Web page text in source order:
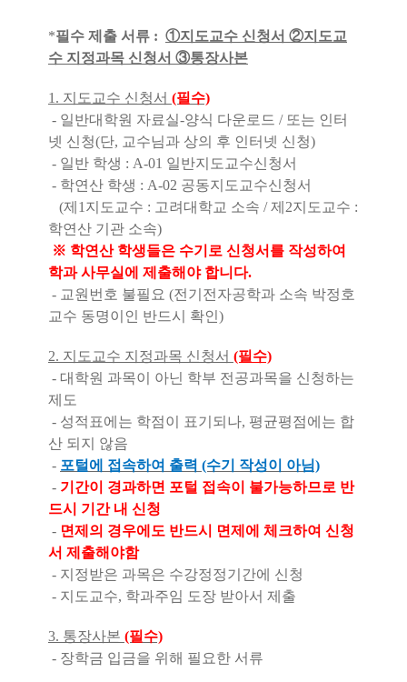
*필수 제출 서류 : ①지도교수 신청서 ②지도교
수 지정과목 신청서 ③통장사본
1. 지도교수 신청서 (필수)
- 일반대학원 자료실-양식 다운로드 / 또는 인터
넷 신청(단, 교수님과 상의 후 인터넷 신청)
- 일반 학생 : A-01 일반지도교수신청서
- 학연산 학생 : A-02 공동지도교수신청서
(제1지도교수 : 고려대학교 소속 / 제2지도교수 :
학연산 기관 소속)
※ 학연산 학생들은 수기로 신청서를 작성하여
학과 사무실에 제출해야 합니다.
- 교원번호 불필요 (전기전자공학과 소속 박정호
교수 동명이인 반드시 확인)
2. 지도교수 지정과목 신청서 (필수)
- 대학원 과목이 아닌 학부 전공과목을 신청하는
제도
- 성적표에는 학점이 표기되나, 평균평점에는 합
산 되지 않음
- 포털에 접속하여 출력 (수기 작성이 아님)
- 기간이 경과하면 포털 접속이 불가능하므로 반
드시 기간 내 신청
- 면제의 경우에도 반드시 면제에 체크하여 신청
서 제출해야함
- 지정받은 과목은 수강정정기간에 신청
- 지도교수, 학과주임 도장 받아서 제출
3. 통장사본 (필수)
- 장학금 입금을 위해 필요한 서류